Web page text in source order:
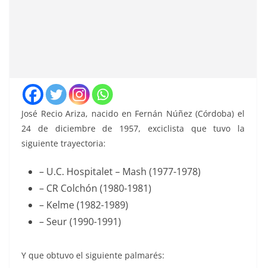
José Recio Ariza, nacido en Fernán Núñez (Córdoba) el
24 de diciembre de 1957, exciclista que tuvo la
siguiente trayectoria:
– U.C. Hospitalet – Mash (1977-1978)
– CR Colchón (1980-1981)
– Kelme (1982-1989)
– Seur (1990-1991)
Y que obtuvo el siguiente palmarés: